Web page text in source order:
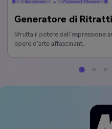
Generatore di
Sfrutta il potere dell’espressione
opere d'arte affascinanti.